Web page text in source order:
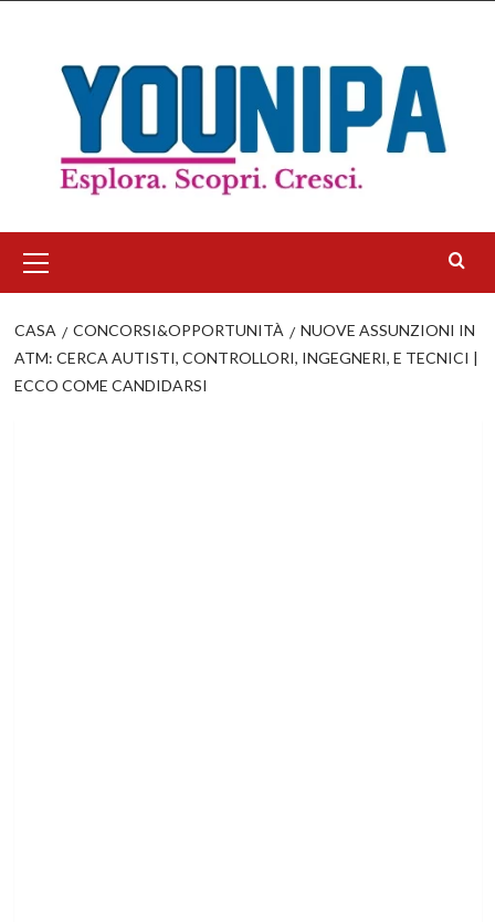
contenuto
principale
CASA CONCORSI&OPPORTUNITÀ
NUOVE ASSUNZIONI IN
ATM: CERCA AUTISTI, CONTROLLORI, INGEGNERI, E TECNICI |
ECCO COME CANDIDARSI